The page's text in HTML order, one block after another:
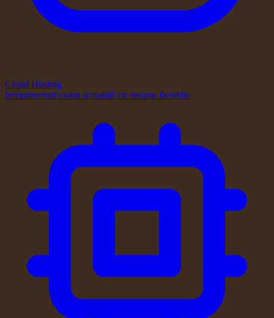
Cloud Hosting
Infrastructură cloud scalabilă cu resurse flexibile